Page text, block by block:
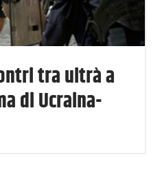
tra ultrà a
di Ucraina-